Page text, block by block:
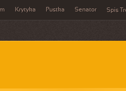
Krytyka Pustka Senator Spis